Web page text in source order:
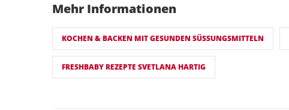
Mehr Informationen
KOCHEN & BACKEN MIT GESUNDEN SÜSSUNGSMITTELN
FRESHBABY REZEPTE SVETLANA HARTIG